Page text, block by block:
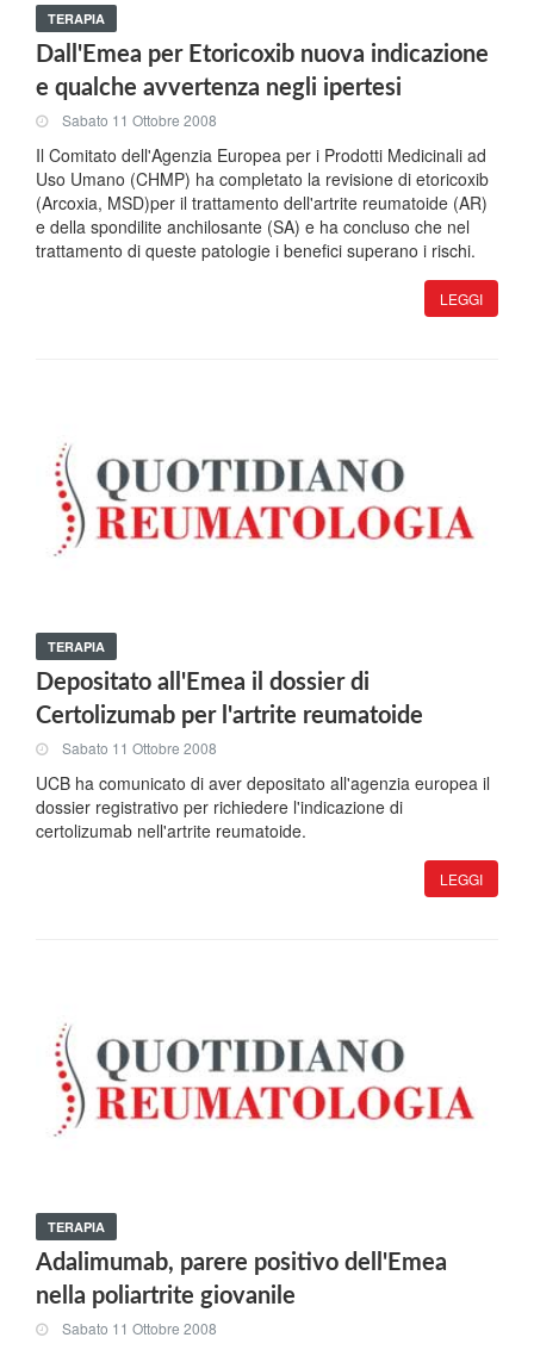
TERAPIA
Dall'Emea per Etoricoxib nuova indicazione
e qualche avvertenza negli ipertesi
Sabato 11 Ottobre 2008
Il Comitato dell'Agenzia Europea per i Prodotti Medicinali ad
Uso Umano (CHMP) ha completato la revisione di etoricoxib
(Arcoxia, MSD)per il trattamento dell'artrite reumatoide (AR)
e della spondilite anchilosante (SA) e ha concluso che nel
trattamento di queste patologie i benefici superano i rischi.
LEGGI
TERAPIA
Depositato all'Emea il dossier di
Certolizumab per l'artrite reumatoide
Sabato 11 Ottobre 2008
UCB ha comunicato di aver depositato all'agenzia europea il
dossier registrativo per richiedere l'indicazione di
certolizumab nell'artrite reumatoide.
LEGGI
TERAPIA
Adalimumab, parere positivo dell'Emea
nella poliartrite giovanile
Sabato 11 Ottobre 2008